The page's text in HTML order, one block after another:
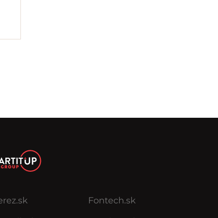
Fontech.sk